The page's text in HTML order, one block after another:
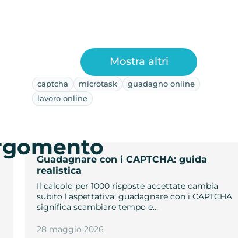
captcha microtask
guadagno online
lavoro online
Guadagnare con i CAPTCHA: guida
realistica
Il calcolo per 1000 risposte accettate cambia
subito l’aspettativa: guadagnare con i CAPTCHA
significa scambiare tempo e…
28 maggio 2026
Mostra altri